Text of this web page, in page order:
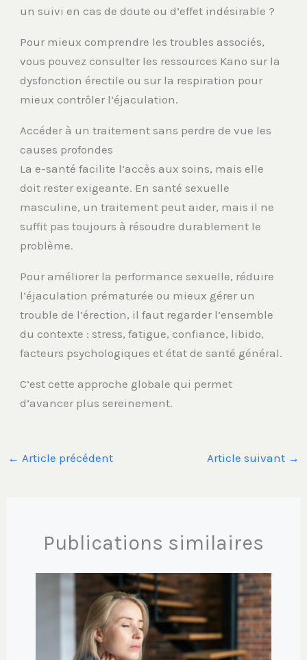
un suivi en cas de doute ou d’effet indésirable ?
Pour mieux comprendre les troubles associés,
vous pouvez consulter les ressources Kano sur la
dysfonction érectile ou sur la respiration pour
mieux contrôler l’éjaculation.
Accéder à un traitement sans perdre de vue les
causes profondes
La e-santé facilite l’accès aux soins, mais elle
doit rester exigeante. En santé sexuelle
masculine, un traitement peut aider, mais il ne
suffit pas toujours à résoudre durablement le
problème.
Pour améliorer la performance sexuelle, réduire
l’éjaculation prématurée ou mieux gérer un
trouble de l’érection, il faut regarder l’ensemble
du contexte : stress, fatigue, confiance, libido,
facteurs psychologiques et état de santé général.
C’est cette approche globale qui permet
d’avancer plus sereinement.
← Article précédent Article suivant →
Publications similaires